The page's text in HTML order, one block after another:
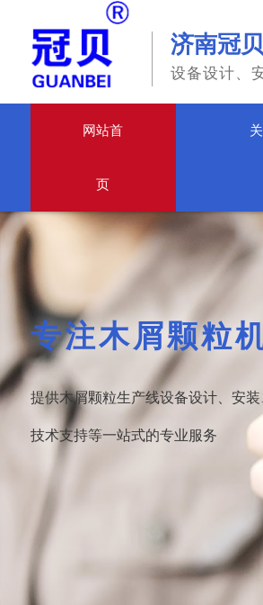
济南冠
设备设计、
网站首
页
专注木屑颗粒
提供木屑颗粒生产线设备设计、安
技术支持等一站式的专业服务